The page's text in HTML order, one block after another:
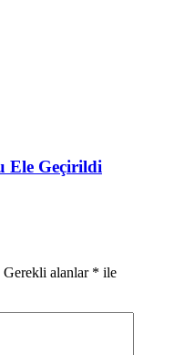
Ele Geçirildi
Gerekli alanlar * ile